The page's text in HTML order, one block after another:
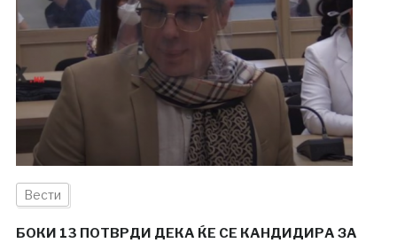
Вести
БОКИ 13 ПОТВРДИ ДЕКА ЌЕ СЕ КАНДИДИРА ЗА